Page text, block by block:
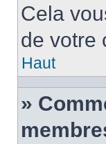
Cela
de votre
Haut
»